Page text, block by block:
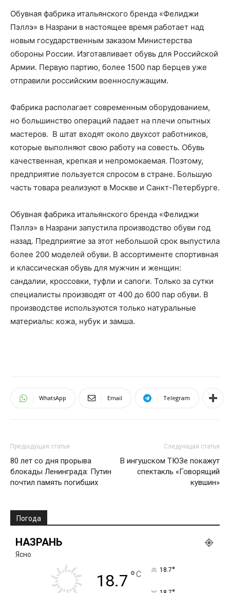
Обувная фабрика итальянского бренда «Фелиджи
Пэллэ» в Назрани в настоящее время работает над
новым государственным заказом Министерства
обороны России. Изготавливает обувь для Российской
Армии. Первую партию, более 1500 пар берцев уже
отправили российским военнослужащим.
Фабрика располагает современным оборудованием,
но большинство операций падает на плечи опытных
мастеров. ​ В штат входят около двухсот работников,
которые выполняют свою работу на совесть. Обувь
качественная, крепкая и непромокаемая. Поэтому,
предприятие пользуется спросом в стране. Большую
часть товара реализуют в Москве и Санкт-Петербурге.
Обувная фабрика итальянского бренда «Фелиджи
Пэллэ» в Назрани запустила производство обуви год
назад. Предприятие за этот небольшой срок выпустила
более 200 моделей обуви. В ассортименте спортивная
и классическая обувь для мужчин и женщин:
сандалии, кроссовки, туфли и сапоги. Только за сутки
специалисты производят от 400 до 600 пар обуви. В
производстве используются только натуральные
материалы: кожа, нубук и замша.
WhatsApp Email Telegram
Предыдущая статья
80 лет со дня прорыва
блокады Ленинграда: Путин
почтил память погибших
Следующая статья
В ингушском ТЮЗе покажут
спектакль «Говорящий
кувшин»
Погода
НАЗРАНЬ
Ясно
18.7 °C 18.7°